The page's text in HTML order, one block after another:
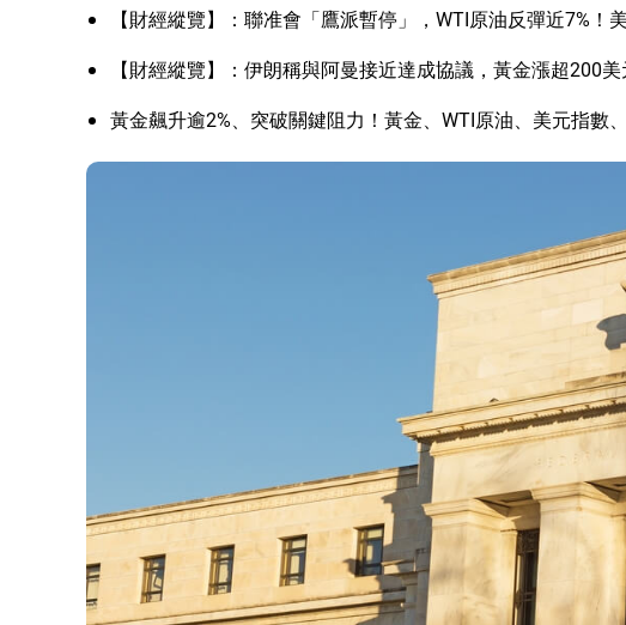
【財經縱覽】：聯准會「鷹派暫停」，WTI原油反彈近7%！
【財經縱覽】：伊朗稱與阿曼接近達成協議，黃金漲超200
黃金飆升逾2%、突破關鍵阻力！黃金、WTI原油、美元指數